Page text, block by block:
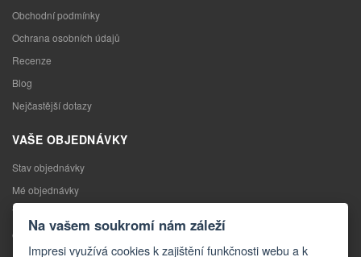
Obchodní podmínky
Ochrana osobních údajů
Recenze
Blog
Nejčastější dotazy
VAŠE OBJEDNÁVKY
Stav objednávky
Mé objednávky
Výměna zboží
Odstoupení od kupní smlouvy
Na vašem soukromí nám záleží
Impresi využívá cookies k zajištění funkčnosti webu a k